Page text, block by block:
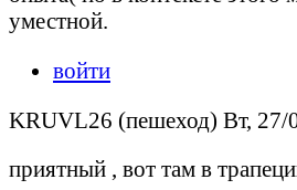
уместной.
войти
KRUVL26 (пешеход) Вт, 27/
приятный , вот там в